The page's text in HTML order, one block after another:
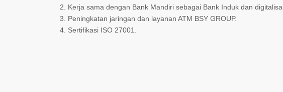
Kerja sama dengan Bank Mandiri sebagai Bank Induk dan
Peningkatan jaringan dan layanan ATM BSY GROUP.
Sertifikasi ISO 27001.